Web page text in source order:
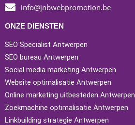
info@jnbwebpromotion.be
ONZE DIENSTEN
SEO Specialist Antwerpen
SEO bureau Antwerpen
Social media marketing Antwerpen
Website optimalisatie Antwerpen
Online marketing uitbesteden Antwerpen
Zoekmachine optimalisatie Antwerpen
Linkbuilding strategie Antwerpen